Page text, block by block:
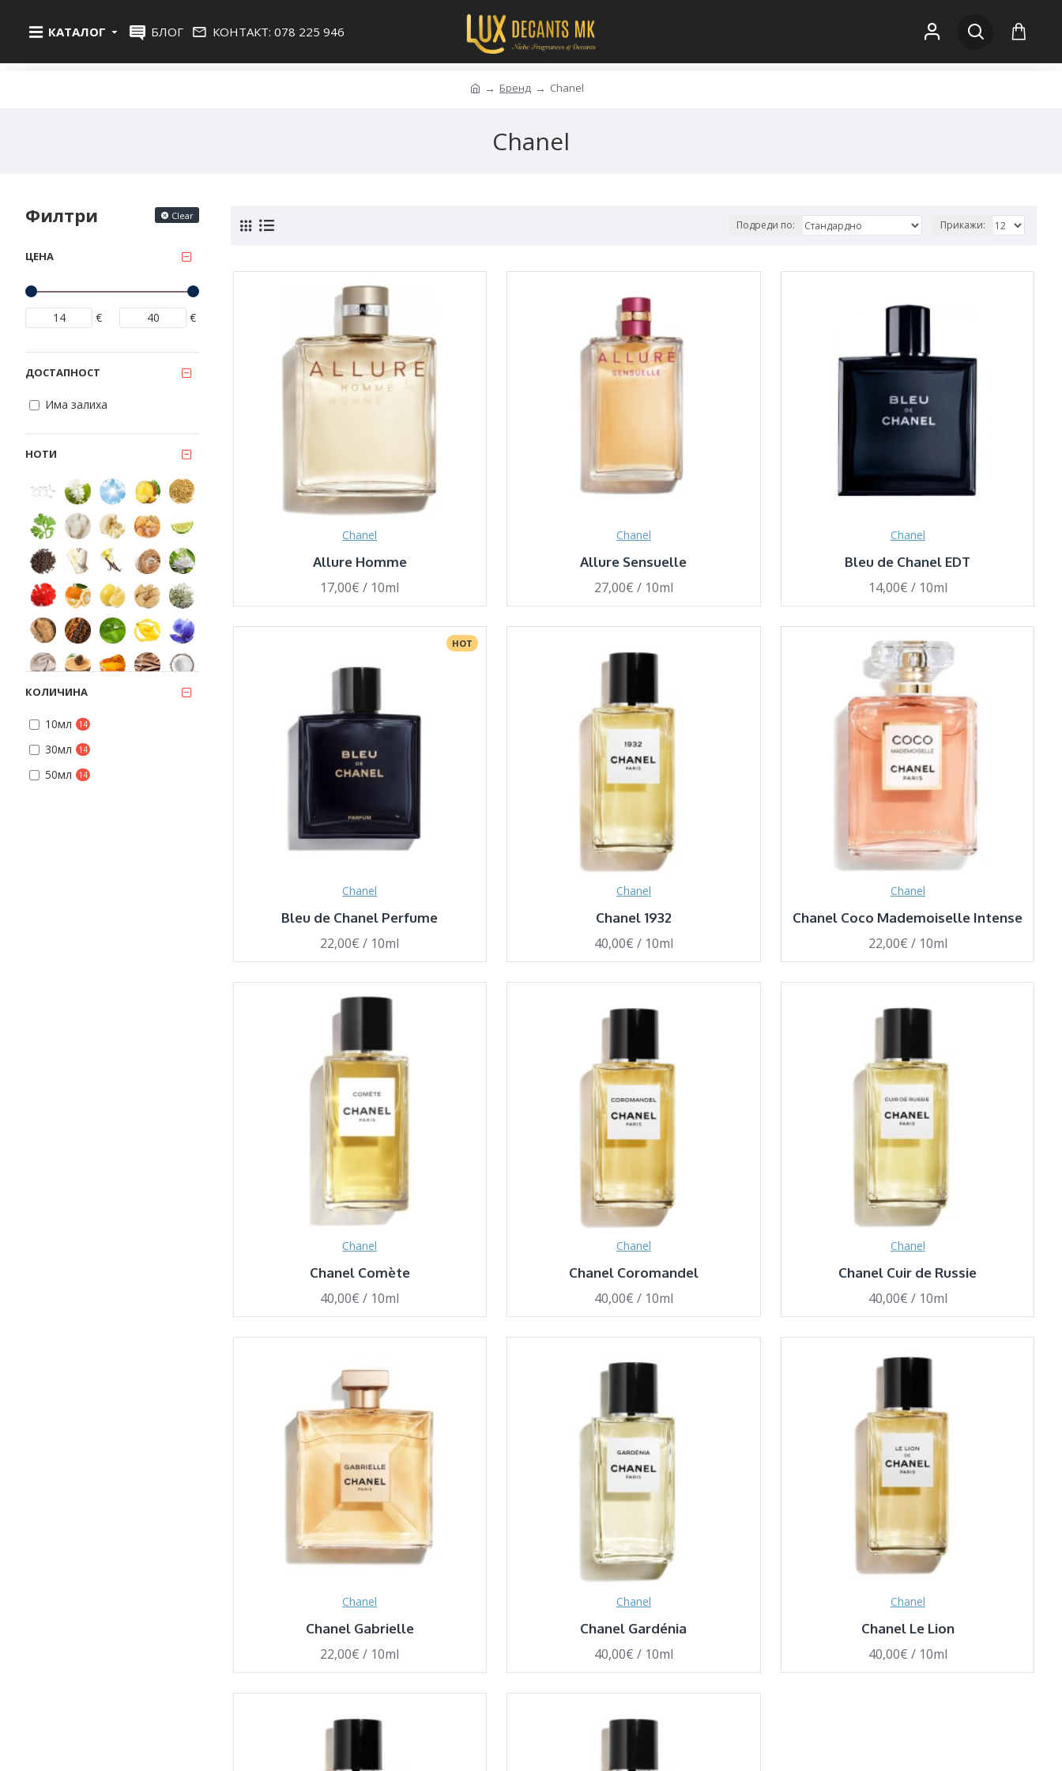
КАТАЛОГ БЛОГ КОНТАКТ: 078 225 946
Бренд Chanel
Chanel
Филтри Clear
ЦЕНА
€ €
НОТИ
КОЛИЧИНА
10мл 14
30мл 14
50мл 14
ДОСТАПНОСТ
Има залиха
Подреди по: Прикажи:
Chanel
Allure Homme
17,00€ / 10ml
Chanel
Allure Sensuelle
27,00€ / 10ml
Chanel
Bleu de Chanel EDT
14,00€ / 10ml
HOT
Chanel
Bleu de Chanel Perfume
22,00€ / 10ml
Chanel
Chanel 1932
40,00€ / 10ml
Chanel
Chanel Coco Mademoiselle Intense
22,00€ / 10ml
Chanel
Chanel Comète
40,00€ / 10ml
Chanel
Chanel Coromandel
40,00€ / 10ml
Chanel
Chanel Cuir de Russie
40,00€ / 10ml
Chanel
Chanel Gabrielle
22,00€ / 10ml
Chanel
Chanel Gardénia
40,00€ / 10ml
Chanel
Chanel Le Lion
40,00€ / 10ml